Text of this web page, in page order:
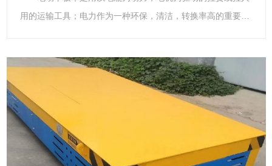
车和电动自卸车还应用于面粉厂，选矿厂，化工厂、炉料厂、
养殖场等。 产品特点 1、是安全滑触线供电式电动平
上铺设有单面用铰链固定于地上的盖板。 2、电动平车运
行时通过安装在平车上的地沟翻板装置，将盖板掀起，翻板装
置内有同安全滑触线集电器联接的电缆。电动平车通过后盖板
自动放回地面。能保证无轨车辆顺利通过。地沟翻板滑触线型
电动平车不受运行距离的控制。
用的运输工具；电力作为一种环保，清洁，转换率高的重要的
是世界各国研究的重要课题之一，经过几十年的发展，已经应
用在城市公交车辆，厂矿电动运输车辆，电动城市环卫清洁车
辆，工程，遂道，地铁施工专用车辆等诸多领域。 电动平板车
以其适用性强，机动录活，维护简单，维修方便，价格低廉等
优点，可以灵活地穿行于狭小的马路间。电动平板车。广泛应
用于家庭、城乡、个体出租、厂区、矿区、环卫、社区保洁等